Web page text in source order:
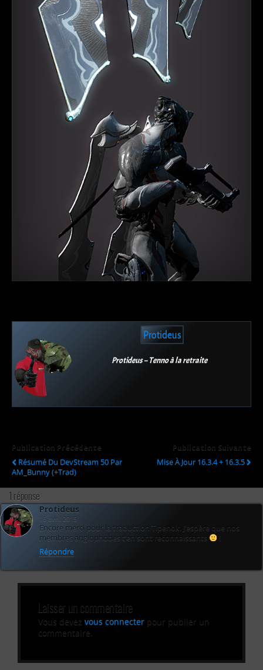
Protideus
Protideus – Tenno à la retraite
Publication Précédente
Résumé Du DevStream 50 Par
AM_Bunny (+Trad)
Publication Suivante
Mise À Jour 16.3.4 + 16.3.5
1 réponse
Protideus
16 avril 2015
Encore merci pour la traduction Tipenok. J’espère que nos
membres anglophobes t’en sont reconnaissants
!
Répondre
Laisser un commentaire
Vous devez vous connecter pour publier un
commentaire.